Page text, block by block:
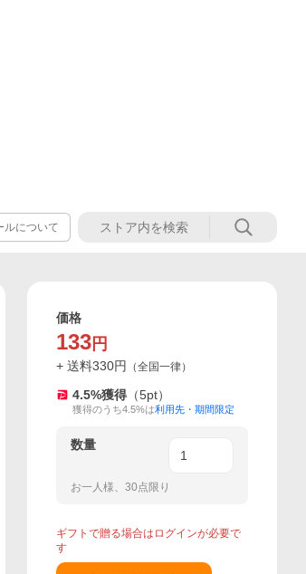
ルについて
価格
133 円
+ 送料330円 （全国一律）
4.5%獲得 （5pt）
獲得のうち4.5%は利用先・期間限定
数量
お一人様、30点限り
ギフトで贈る場合はログインが必要で
す